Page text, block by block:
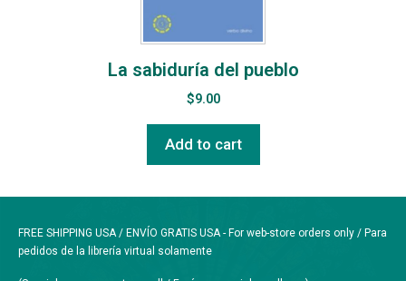
La sabiduría del pueblo
$9.00
Add to cart
FREE SHIPPING USA / ENVÍO GRATIS USA - For web-store orders only / Para
pedidos de la librería virtual solamente